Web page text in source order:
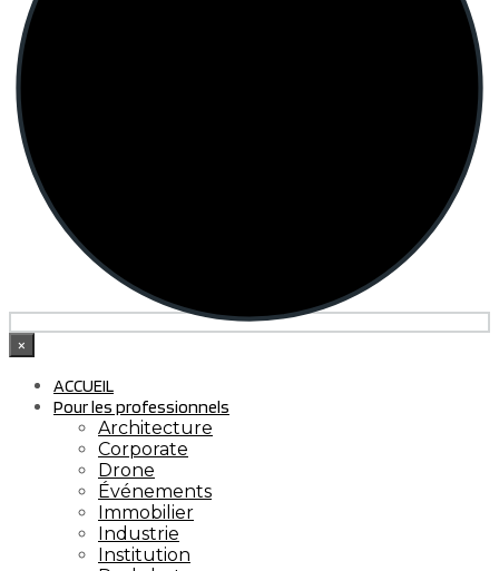
×
ACCUEIL
Pour les professionnels
Architecture
Corporate
Drone
Événements
Immobilier
Industrie
Institution